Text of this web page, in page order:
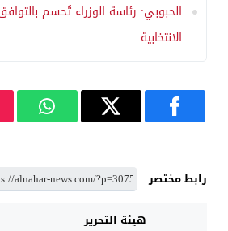
الحبوبي: رئاسة الوزراء تُحسم
الانتخابية
رابط مختصر
هيئة التحرير